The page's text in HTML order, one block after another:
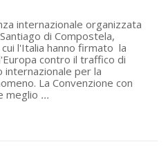
internazionale organizzata
di Compostela,
l'Italia hanno firmato la
contro il traffico di
per la
La Convenzione con
meglio ...